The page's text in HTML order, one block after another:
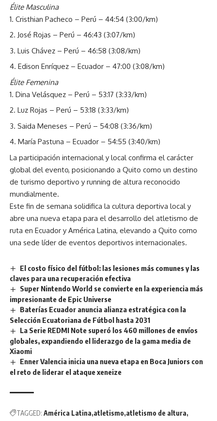
Élite Masculina
Cristhian Pacheco – Perú – 44:54 (3:00/km)
José Rojas – Perú – 46:43 (3:07/km)
Luis Chávez – Perú – 46:58 (3:08/km)
Edison Enríquez – Ecuador – 47:00 (3:08/km)
Élite Femenina
Dina Velásquez – Perú – 53:17 (3:33/km)
Luz Rojas – Perú – 53:18 (3:33/km)
Saida Meneses – Perú – 54:08 (3:36/km)
María Pastuna – Ecuador – 54:55 (3:40/km)
La participación internacional y local confirma el carácter
global del evento, posicionando a Quito como un destino
de turismo deportivo y running de altura reconocido
mundialmente.
Este fin de semana solidifica la cultura deportiva local y
abre una nueva etapa para el desarrollo del atletismo de
ruta en Ecuador y América Latina, elevando a Quito como
una sede líder de eventos deportivos internacionales.
El costo físico del fútbol: las lesiones más comunes y las
claves para una recuperación efectiva
Super Nintendo World se convierte en la experiencia más
impresionante de Epic Universe
Baterías Ecuador anuncia alianza estratégica con la
Selección Ecuatoriana de Fútbol hasta 2031
La Serie REDMI Note superó los 460 millones de envíos
globales, expandiendo el liderazgo de la gama media de
Xiaomi
Enner Valencia inicia una nueva etapa en Boca Juniors con
el reto de liderar el ataque xeneize
TAGGED: América Latina atletismo atletismo de altura